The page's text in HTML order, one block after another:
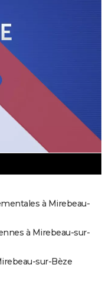
à Mirebeau-
à Mirebeau-sur-
sur-Bèze